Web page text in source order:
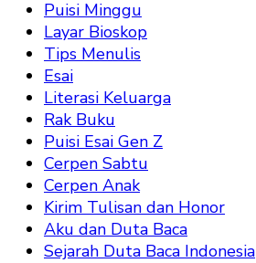
Puisi Minggu
Layar Bioskop
Tips Menulis
Esai
Literasi Keluarga
Rak Buku
Puisi Esai Gen Z
Cerpen Sabtu
Cerpen Anak
Kirim Tulisan dan Honor
Aku dan Duta Baca
Sejarah Duta Baca Indonesia